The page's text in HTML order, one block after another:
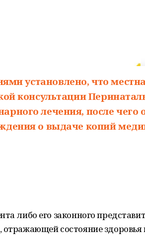
установлено, что
консультации
лечения, после чего
о выдаче копий
либо его законного
состояние здоровья